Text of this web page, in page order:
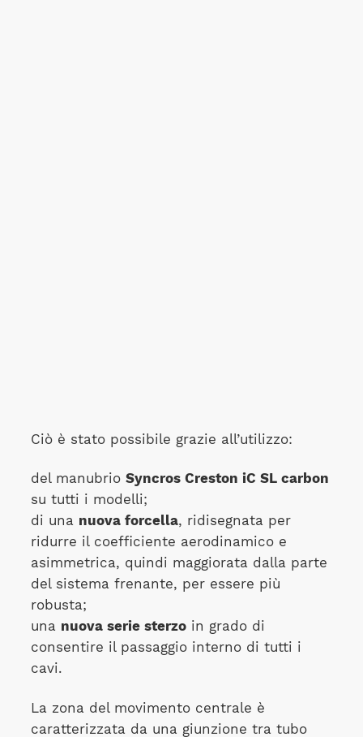
Ciò è stato possibile grazie all’utilizzo:
del manubrio Syncros Creston iC SL carbon
su tutti i modelli;
di una nuova forcella, ridisegnata per
ridurre il coefficiente aerodinamico e
asimmetrica, quindi maggiorata dalla parte
del sistema frenante, per essere più
robusta;
una nuova serie sterzoin grado di
consentire il passaggio interno di tutti i
cavi.
La zona del movimento centrale è
caratterizzata da una giunzione tra tubo